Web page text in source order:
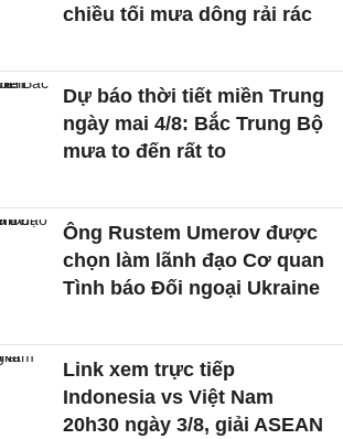
chiều tối mưa dông rải rác
Dự báo thời tiết miền Trung
ngày mai 4/8: Bắc Trung Bộ
mưa to đến rất to
Ông Rustem Umerov được
chọn làm lãnh đạo Cơ quan
Tình báo Đối ngoại Ukraine
Link xem trực tiếp
Indonesia vs Việt Nam
20h30 ngày 3/8, giải ASEAN